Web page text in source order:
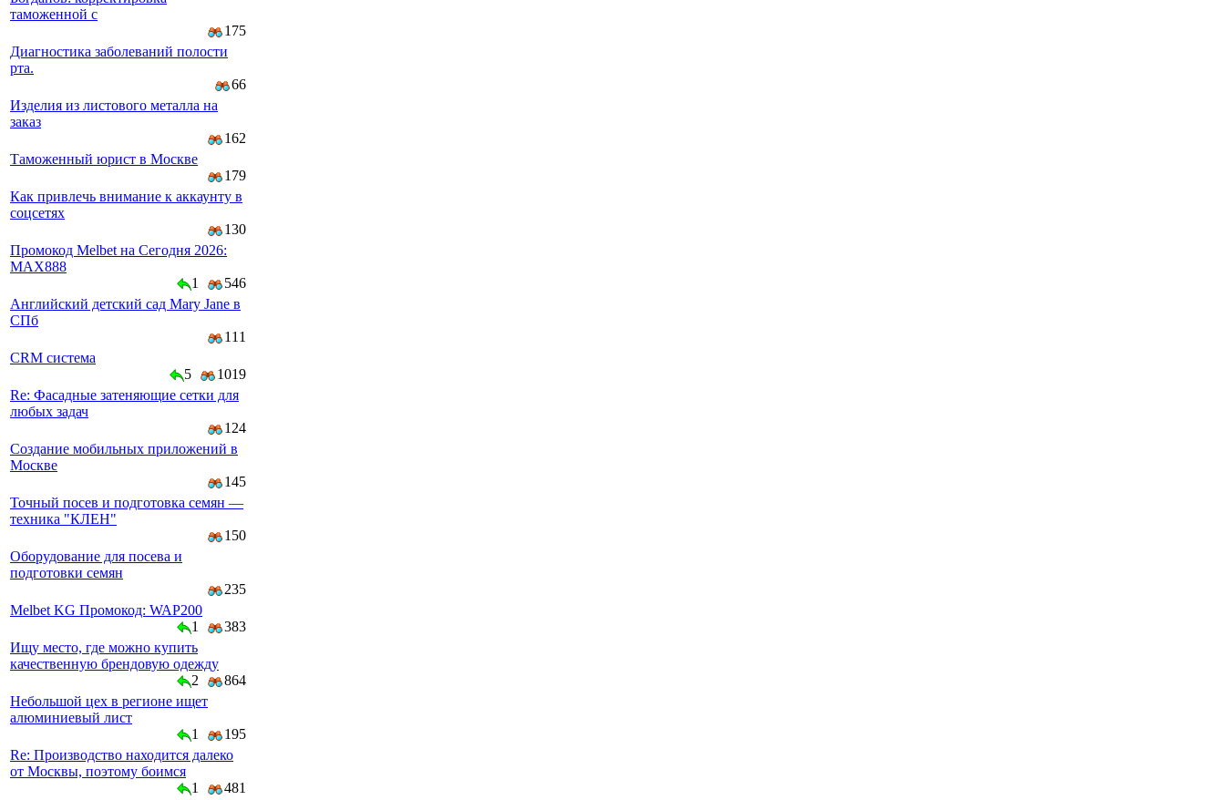
таможенной с
175
Диагностика заболеваний полости
рта.
66
Изделия из листового металла на
заказ
162
Таможенный юрист в Москве
179
Как привлечь внимание к аккаунту в
соцсетях
130
Промокод Melbet на Сегодня 2026:
MAX888
1
546
Английский детский сад Mary Jane в
СПб
111
CRM система
5
1019
Re: Фасадные затеняющие сетки для
любых задач
124
Создание мобильных приложений в
Москве
145
Точный посев и подготовка семян —
техника "КЛЕН"
150
Оборудование для посева и
подготовки семян
235
Melbet KG Промокод: WAP200
1
383
Ищу место, где можно купить
качественную брендовую одежду
2
864
Небольшой цех в регионе ищет
алюминиевый лист
1
195
Re: Производство находится далеко
от Москвы, поэтому боимся
1
481